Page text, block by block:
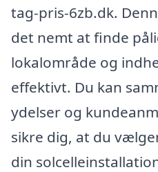
tag-pris-6zb.dk.
det nemt at finde
lokalområde og
effektivt. Du kan
ydelser og
sikre dig, at du
din